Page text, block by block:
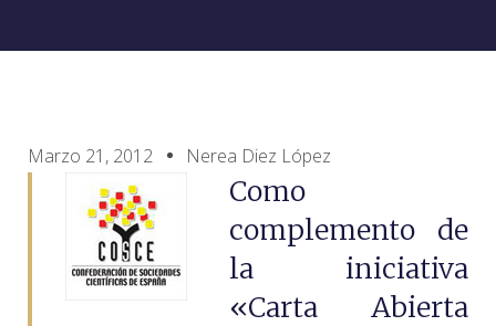
Marzo 21, 2012 Nerea Diez López
Como
complemento de
la iniciativa
«Carta Abierta